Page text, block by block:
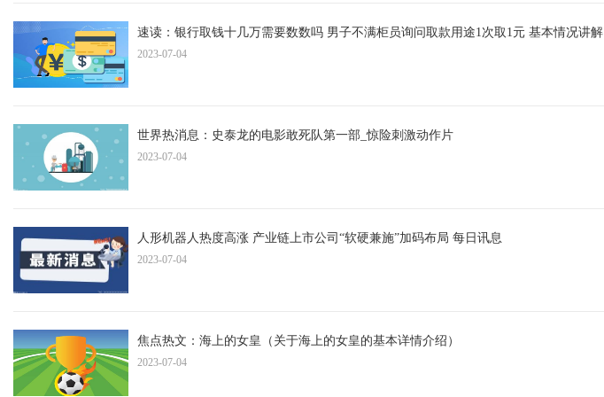
速读：银行取钱十几万需要数数吗 男子不满柜员询问取款用途1次取1元 基本情况讲解
2023-07-04
世界热消息：史泰龙的电影敢死队第一部_惊险刺激动作片
2023-07-04
人形机器人热度高涨 产业链上市公司“软硬兼施”加码布局 每日讯息
2023-07-04
焦点热文：海上的女皇（关于海上的女皇的基本详情介绍）
2023-07-04